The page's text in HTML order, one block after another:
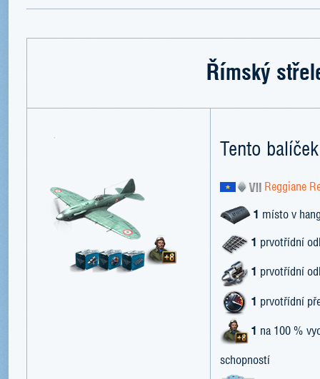
Římský
Tento
Reggiane
1 místo v
1 prvotřídní
1 prvotřídní
1 prvotřídní
1 na 100 %
schopností